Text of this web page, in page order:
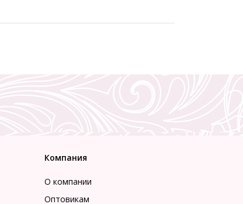
Компания
О компании
Оптовикам